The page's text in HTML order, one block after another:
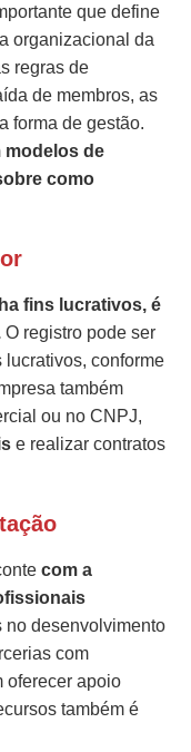
que define
organizacional da
regras de
de membros, as
forma de gestão.
de
como
fins lucrativos, é
O registro pode ser
conforme
também
ou no CNPJ,
e realizar contratos
com a
no desenvolvimento
com
oferecer apoio
também é